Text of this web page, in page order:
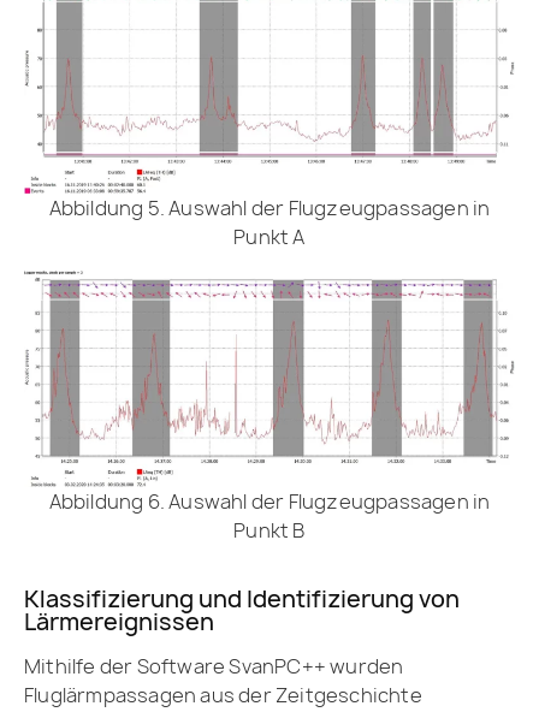
Abbildung 5. Auswahl der Flugzeugpassagen in
Punkt A
Abbildung 6. Auswahl der Flugzeugpassagen in
Punkt B
Klassifizierung und Identifizierung von
Lärmereignissen
Mithilfe der Software SvanPC++ wurden
Fluglärmpassagen aus der Zeitgeschichte